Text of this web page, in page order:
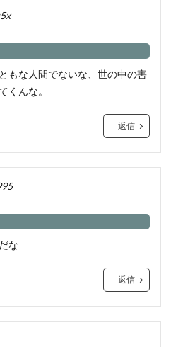
もな人間でないな、世の中の害
くんな。
返信
な
返信